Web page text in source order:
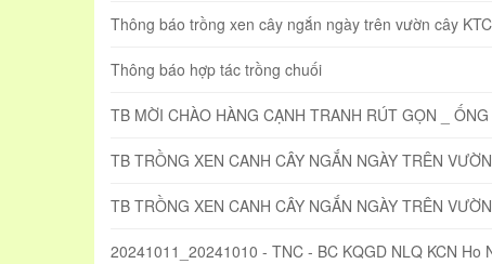
Thông báo trồng xen cây ngắn ngày trên vườn cây
Thông báo hợp tác trồng chuối
TB MỜI CHÀO HÀNG CẠNH TRANH RÚT GỌN _
TB TRỒNG XEN CANH CÂY NGẮN NGÀY TRÊN
TB TRỒNG XEN CANH CÂY NGẮN NGÀY TRÊN
20241011_20241010 - TNC - BC KQGD NLQ KCN Ho